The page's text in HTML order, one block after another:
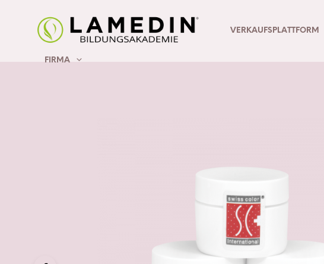
VERKAUFSPLATTFORM
FIRMA